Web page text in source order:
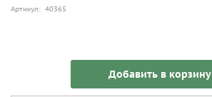
Артикул: 40365
Добавить в корзину